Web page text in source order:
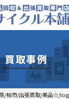
買取事例
/柏市/出張買取/美品☆/